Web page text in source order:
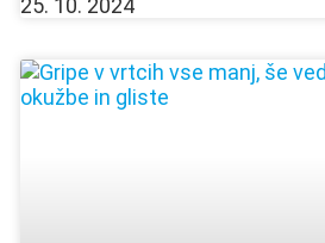
25. 10. 2024